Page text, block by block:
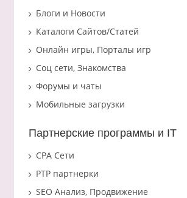
Блоги и Новости
Каталоги Сайтов/Статей
Онлайн игры, Порталы игр
Соц сети, Знакомства
Форумы и чаты
Мобильные загрузки
Партнерские программы и IT
CPA Сети
PTP партнерки
SEO Анализ, Продвижение